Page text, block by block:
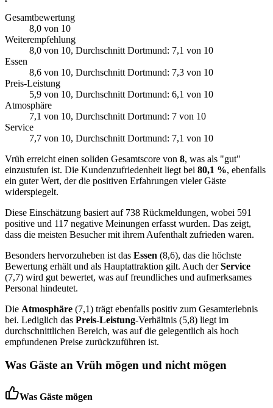
Gesamtbewertung
8,0 von 10
Weiterempfehlung
8,0 von 10, Durchschnitt Dortmund: 7,1 von 10
Essen
8,6 von 10, Durchschnitt Dortmund: 7,3 von 10
Preis-Leistung
5,9 von 10, Durchschnitt Dortmund: 6,1 von 10
Atmosphäre
7,1 von 10, Durchschnitt Dortmund: 7 von 10
Service
7,7 von 10, Durchschnitt Dortmund: 7,1 von 10
Vrüh erreicht einen soliden Gesamtscore von 8, was als "gut"
einzustufen ist. Die Kundenzufriedenheit liegt bei 80,1 %, ebenfalls
ein guter Wert, der die positiven Erfahrungen vieler Gäste
widerspiegelt.
Diese Einschätzung basiert auf 738 Rückmeldungen, wobei 591
positive und 117 negative Meinungen erfasst wurden. Das zeigt,
dass die meisten Besucher mit ihrem Aufenthalt zufrieden waren.
Besonders hervorzuheben ist das Essen (8,6), das die höchste
Bewertung erhält und als Hauptattraktion gilt. Auch derService
(7,7) wird gut bewertet, was auf freundliches und aufmerksames
Personal hindeutet.
Die Atmosphäre (7,1) trägt ebenfalls positiv zum Gesamterlebnis
bei. Lediglich das Preis-Leistung-Verhältnis (5,8) liegt im
durchschnittlichen Bereich, was auf die gelegentlich als hoch
empfundenen Preise zurückzuführen ist.
Was Gäste an Vrüh mögen und nicht mögen
Was Gäste mögen